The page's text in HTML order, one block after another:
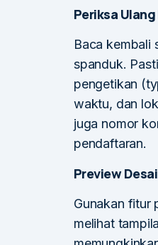
Periksa
Baca kembali
spanduk.
pengetikan
waktu, dan
juga nomor
pendaftaran.
Preview
Gunakan fitur
melihat